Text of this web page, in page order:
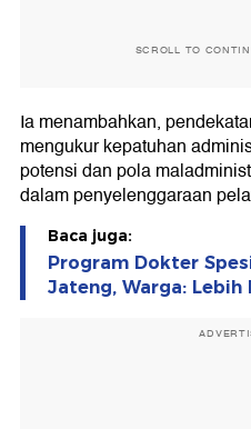
SCROLL TO
Ia menambahkan,
mengukur kepatuhan
potensi dan pola
dalam penyelenggaraan
Baca juga:
Program Dokter
Jateng, Warga: Lebih